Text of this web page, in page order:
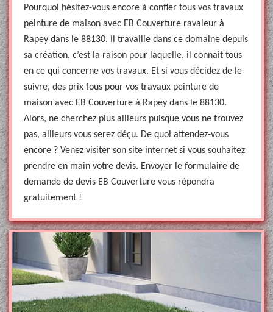
Pourquoi hésitez-vous encore à confier tous vos travaux
peinture de maison avec EB Couverture ravaleur à
Rapey dans le 88130. Il travaille dans ce domaine depuis
sa création, c’est la raison pour laquelle, il connait tous
en ce qui concerne vos travaux. Et si vous décidez de le
suivre, des prix fous pour vos travaux peinture de
maison avec EB Couverture à Rapey dans le 88130.
Alors, ne cherchez plus ailleurs puisque vous ne trouvez
pas, ailleurs vous serez déçu. De quoi attendez-vous
encore ? Venez visiter son site internet si vous souhaitez
prendre en main votre devis. Envoyer le formulaire de
demande de devis EB Couverture vous répondra
gratuitement !